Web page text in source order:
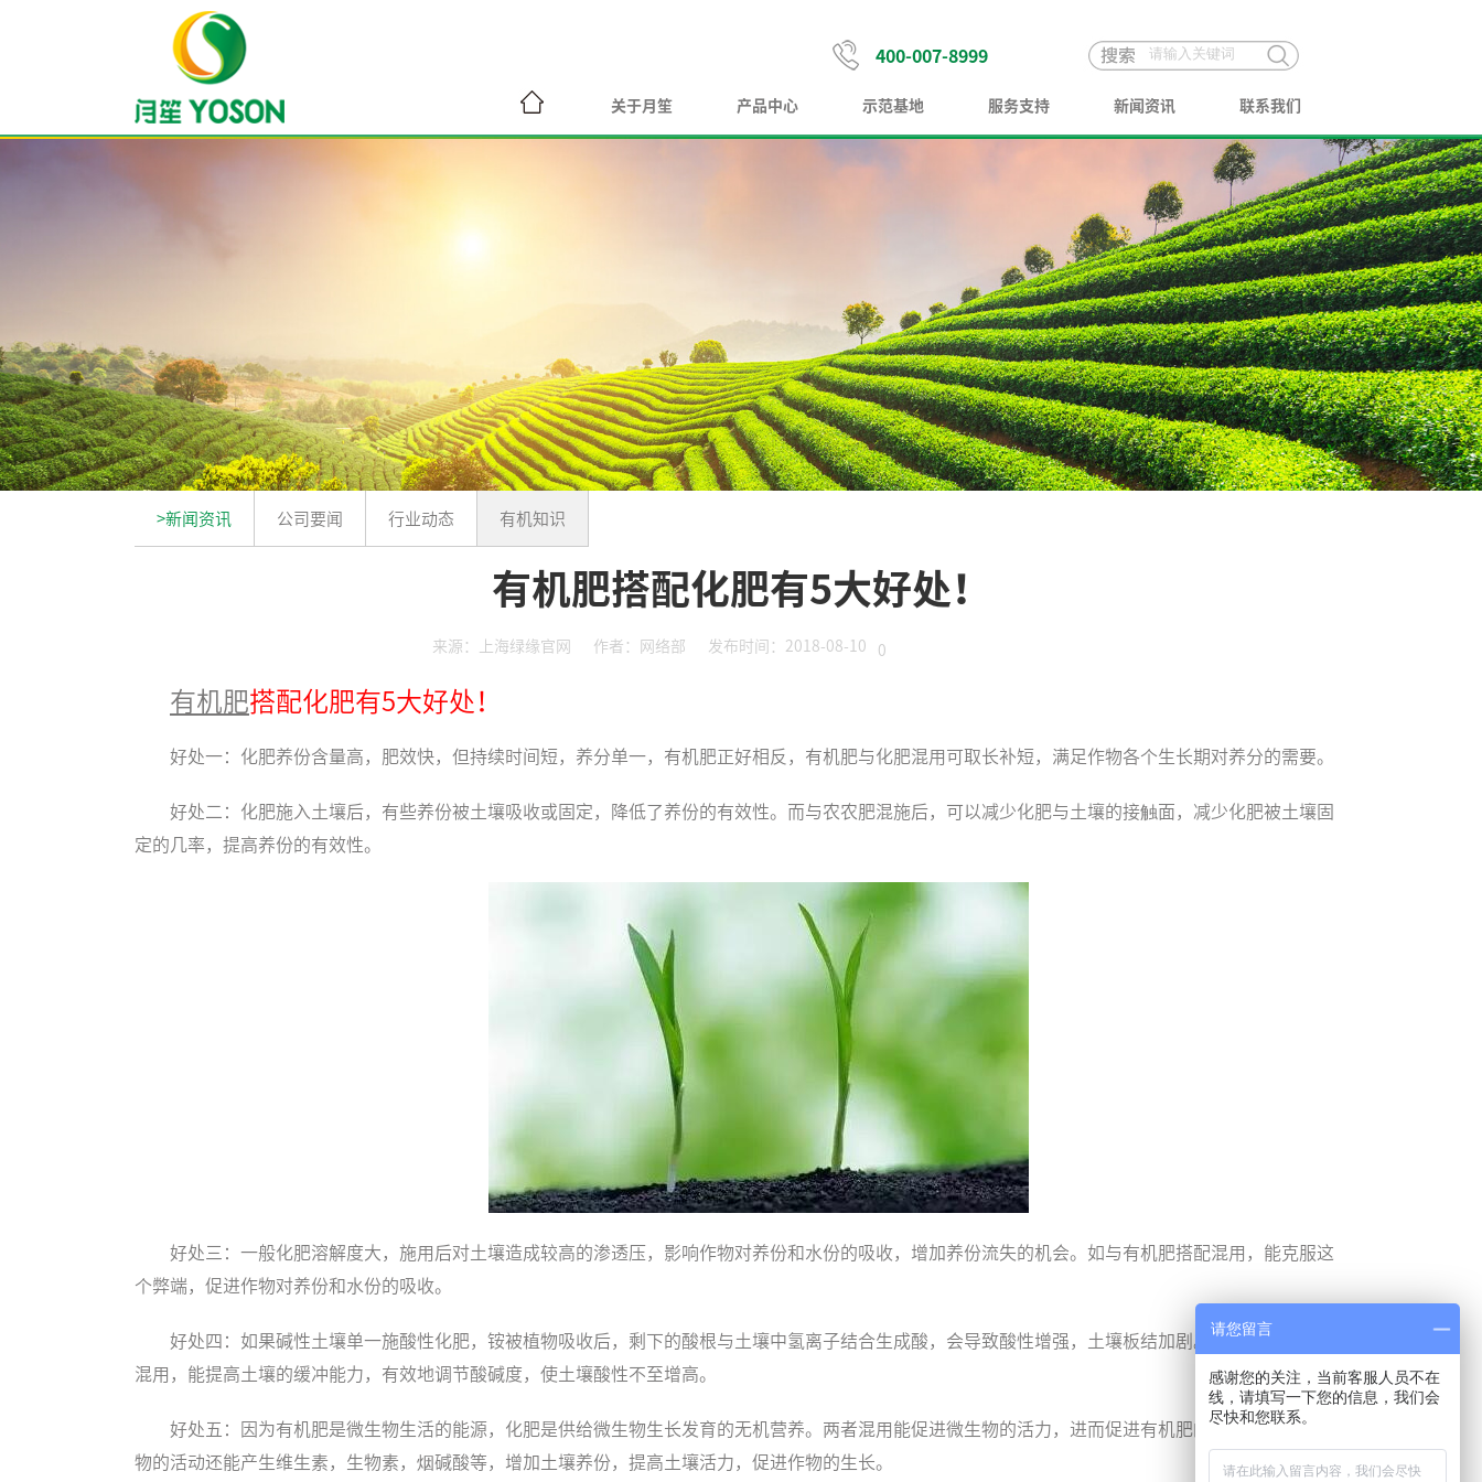
400-007-8999
关于月笙 产品中心 示范基地 服务支持 新闻资讯 联系我们
>新闻资讯 公司要闻 行业动态 有机知识
有机肥搭配化肥有5大好处！
来源：上海绿缘官网 作者：网络部 发布时间：2018-08-10 0
有机肥搭配化肥有5大好处！
好处一：化肥养份含量高，肥效快，但持续时间短，养分单一，有机肥正好相反，有机肥与化肥混用可取长补短，满足作物各个生长期对养分的需要。
好处二：化肥施入土壤后，有些养份被土壤吸收或固定，降低了养份的有效性。而与农农肥混施后，可以减少化肥与土壤的接触面，减少化肥被土壤固
定的几率，提高养份的有效性。
好处三：一般化肥溶解度大，施用后对土壤造成较高的渗透压，影响作物对养份和水份的吸收，增加养份流失的机会。如与有机肥搭配混用，能克服这
个弊端，促进作物对养份和水份的吸收。
好处四：如果碱性土壤单一施酸性化肥，铵被植物吸收后，剩下的酸根与土壤中氢离子结合生成酸，会导致酸性增强，土壤板结加剧。如与有机肥搭配
混用，能提高土壤的缓冲能力，有效地调节酸碱度，使土壤酸性不至增高。
好处五：因为有机肥是微生物生活的能源，化肥是供给微生物生长发育的无机营养。两者混用能促进微生物的活力，进而促进有机肥的分解。土壤微生
物的活动还能产生维生素，生物素，烟碱酸等，增加土壤养份，提高土壤活力，促进作物的生长。
请您留言
感谢您的关注，当前客服人员不在
线，请填写一下您的信息，我们会
尽快和您联系。